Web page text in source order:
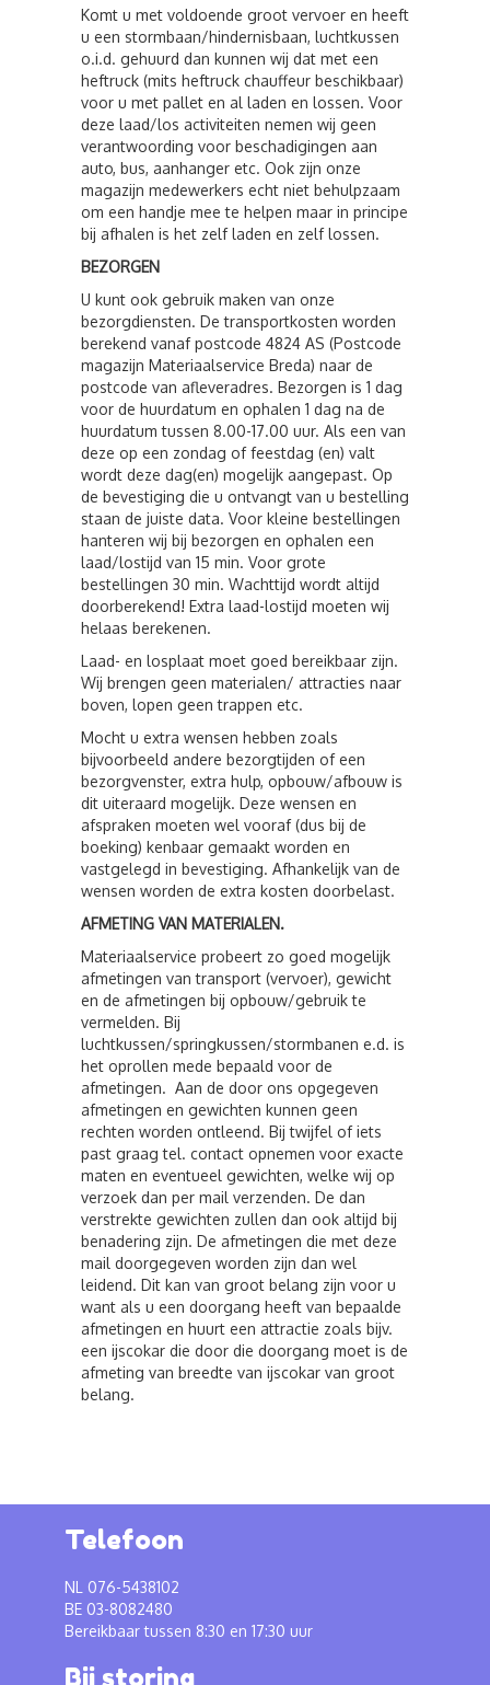
Komt u met voldoende groot vervoer en heeft
u een stormbaan/hindernisbaan, luchtkussen
o.i.d. gehuurd dan kunnen wij dat met een
heftruck (mits heftruck chauffeur beschikbaar)
voor u met pallet en al laden en lossen. Voor
deze laad/los activiteiten nemen wij geen
verantwoording voor beschadigingen aan
auto, bus, aanhanger etc. Ook zijn onze
magazijn medewerkers echt niet behulpzaam
om een handje mee te helpen maar in principe
bij afhalen is het zelf laden en zelf lossen.
BEZORGEN
U kunt ook gebruik maken van onze
bezorgdiensten. De transportkosten worden
berekend vanaf postcode 4824 AS (Postcode
magazijn Materiaalservice Breda) naar de
postcode van afleveradres. Bezorgen is 1 dag
voor de huurdatum en ophalen 1 dag na de
huurdatum tussen 8.00-17.00 uur. Als een van
deze op een zondag of feestdag (en) valt
wordt deze dag(en) mogelijk aangepast. Op
de bevestiging die u ontvangt van u bestelling
staan de juiste data. Voor kleine bestellingen
hanteren wij bij bezorgen en ophalen een
laad/lostijd van 15 min. Voor grote
bestellingen 30 min. Wachttijd wordt altijd
doorberekend! Extra laad-lostijd moeten wij
helaas berekenen.
Laad- en losplaat moet goed bereikbaar zijn.
Wij brengen geen materialen/ attracties naar
boven, lopen geen trappen etc.
Mocht u extra wensen hebben zoals
bijvoorbeeld andere bezorgtijden of een
bezorgvenster, extra hulp, opbouw/afbouw is
dit uiteraard mogelijk. Deze wensen en
afspraken moeten wel vooraf (dus bij de
boeking) kenbaar gemaakt worden en
vastgelegd in bevestiging. Afhankelijk van de
wensen worden de extra kosten doorbelast.
AFMETING VAN MATERIALEN.
Materiaalservice probeert zo goed mogelijk
afmetingen van transport (vervoer), gewicht
en de afmetingen bij opbouw/gebruik te
vermelden. Bij
luchtkussen/springkussen/stormbanen e.d. is
het oprollen mede bepaald voor de
afmetingen. Aan de door ons opgegeven
afmetingen en gewichten kunnen geen
rechten worden ontleend. Bij twijfel of iets
past graag tel. contact opnemen voor exacte
maten en eventueel gewichten, welke wij op
verzoek dan per mail verzenden. De dan
verstrekte gewichten zullen dan ook altijd bij
benadering zijn. De afmetingen die met deze
mail doorgegeven worden zijn dan wel
leidend. Dit kan van groot belang zijn voor u
want als u een doorgang heeft van bepaalde
afmetingen en huurt een attractie zoals bijv.
een ijscokar die door die doorgang moet is de
afmeting van breedte van ijscokar van groot
belang.
Telefoon
NL 076-5438102
BE 03-8082480
Bereikbaar tussen 8:30 en 17:30 uur
Bij storing